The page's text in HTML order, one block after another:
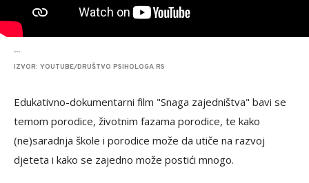
...
IZVOR: YOUTUBE/DRUŠTVO PSIHOLOGA RS
Edukativno-dokumentarni film "Snaga zajedništva" bavi se
temom porodice, životnim fazama porodice, te kako
(ne)saradnja škole i porodice može da utiče na razvoj
djeteta i kako se zajedno može postići mnogo.